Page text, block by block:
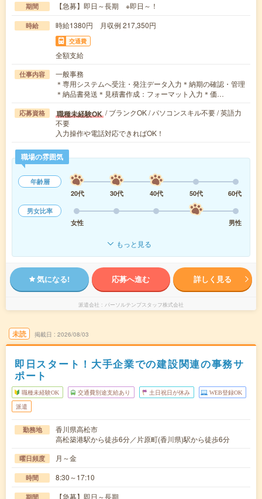
期間 【急募】即日～長期 ※即日～！
時給 時給1380円 月収例 217,350円
交通費
全額支給
仕事内容
一般事務
＊専用システムへ受注・発注データ入力＊納期の確認・管理
＊納品書発送＊見積書作成：フォーマット入力＊価…
応募資格 職種未経験OK / ブランクOK / パソコンスキル不要 / 英語力
不要
入力操作や電話対応できればOK！
職場の雰囲気
年齢層
20代
30代 40代 50代
60代
男女比率
女性
男性
もっと見る
気になる! 応募へ進む 詳しく見る
派遣会社 パーソルテンプスタッフ株式会社
未読 掲載日 2026/08/03
即日スタート！大手企業での建設関連の事務サ
ポート
職種未経験OK 交通費別途支給あり 土日祝日が休み WEB登録OK
派遣
勤務地
香川県高松市
高松築港駅から徒歩6分／片原町(香川県)駅から徒歩6分
曜日頻度 月～金
時間 8:30～17:10
期間 【急募】即日～長期